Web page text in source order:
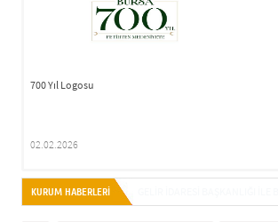
700 Yıl Logosu
02.02.2026
KURUM HABERLERİ